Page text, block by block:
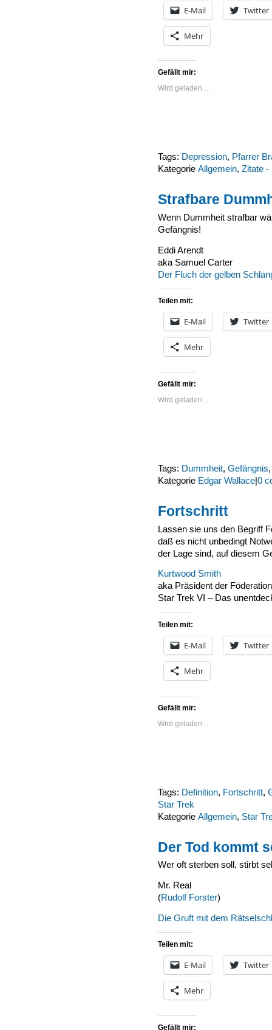
E-Mail Twitter
Mehr
Gefällt mir:
Wird geladen …
Tags: Depression, Pfarrer
Kategorie Allgemein, Zitate -
Strafbare
Wenn Dummheit strafbar
Gefängnis!
Eddi Arendt
aka Samuel Carter
Der Fluch der gelben
Teilen mit:
E-Mail Twitter
Mehr
Gefällt mir:
Wird geladen …
Tags: Dummheit, Gefängnis
Kategorie Edgar Wallace|0
Fortschritt
Lassen sie uns den Begriff
daß es nicht unbedingt
der Lage sind, auf diesem
Kurtwood Smith
aka Präsident der Föderation
Star Trek VI – Das
Teilen mit:
E-Mail Twitter
Mehr
Gefällt mir:
Wird geladen …
Tags: Definition, Fortschritt,
Star Trek
Kategorie Allgemein, Star
Der Tod kommt
Wer oft sterben soll, stirbt
Mr. Real
(Rudolf Forster)
Die Gruft mit dem
Teilen mit:
E-Mail Twitter
Mehr
Gefällt mir: